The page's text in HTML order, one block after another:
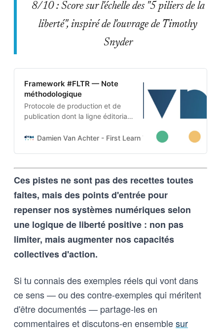
8/10 : Score sur l'échelle des "5 piliers de la
liberté", inspiré de l'ouvrage de Timothy
Snyder
Framework #FLTR — Note
méthodologique
Protocole de production et de
publication dont la ligne éditoriale
projet. Cette architecture auto-
techniques, imposées tant aux
outils d’intelligence artificielle
et vice-versa
Damien Van Achter - First Learn The Rules. Then Break
Ces pistes ne sont pas des recettes toutes
faites, mais des points d'entrée pour
repenser nos systèmes numériques selon
une logique de liberté positive : non pas
limiter, mais augmenter nos capacités
collectives d'action.
Si tu connais des exemples réels qui vont dans
ce sens — ou des contre-exemples qui méritent
d'être documentés — partage-les en
commentaires et discutons-en ensemblesur